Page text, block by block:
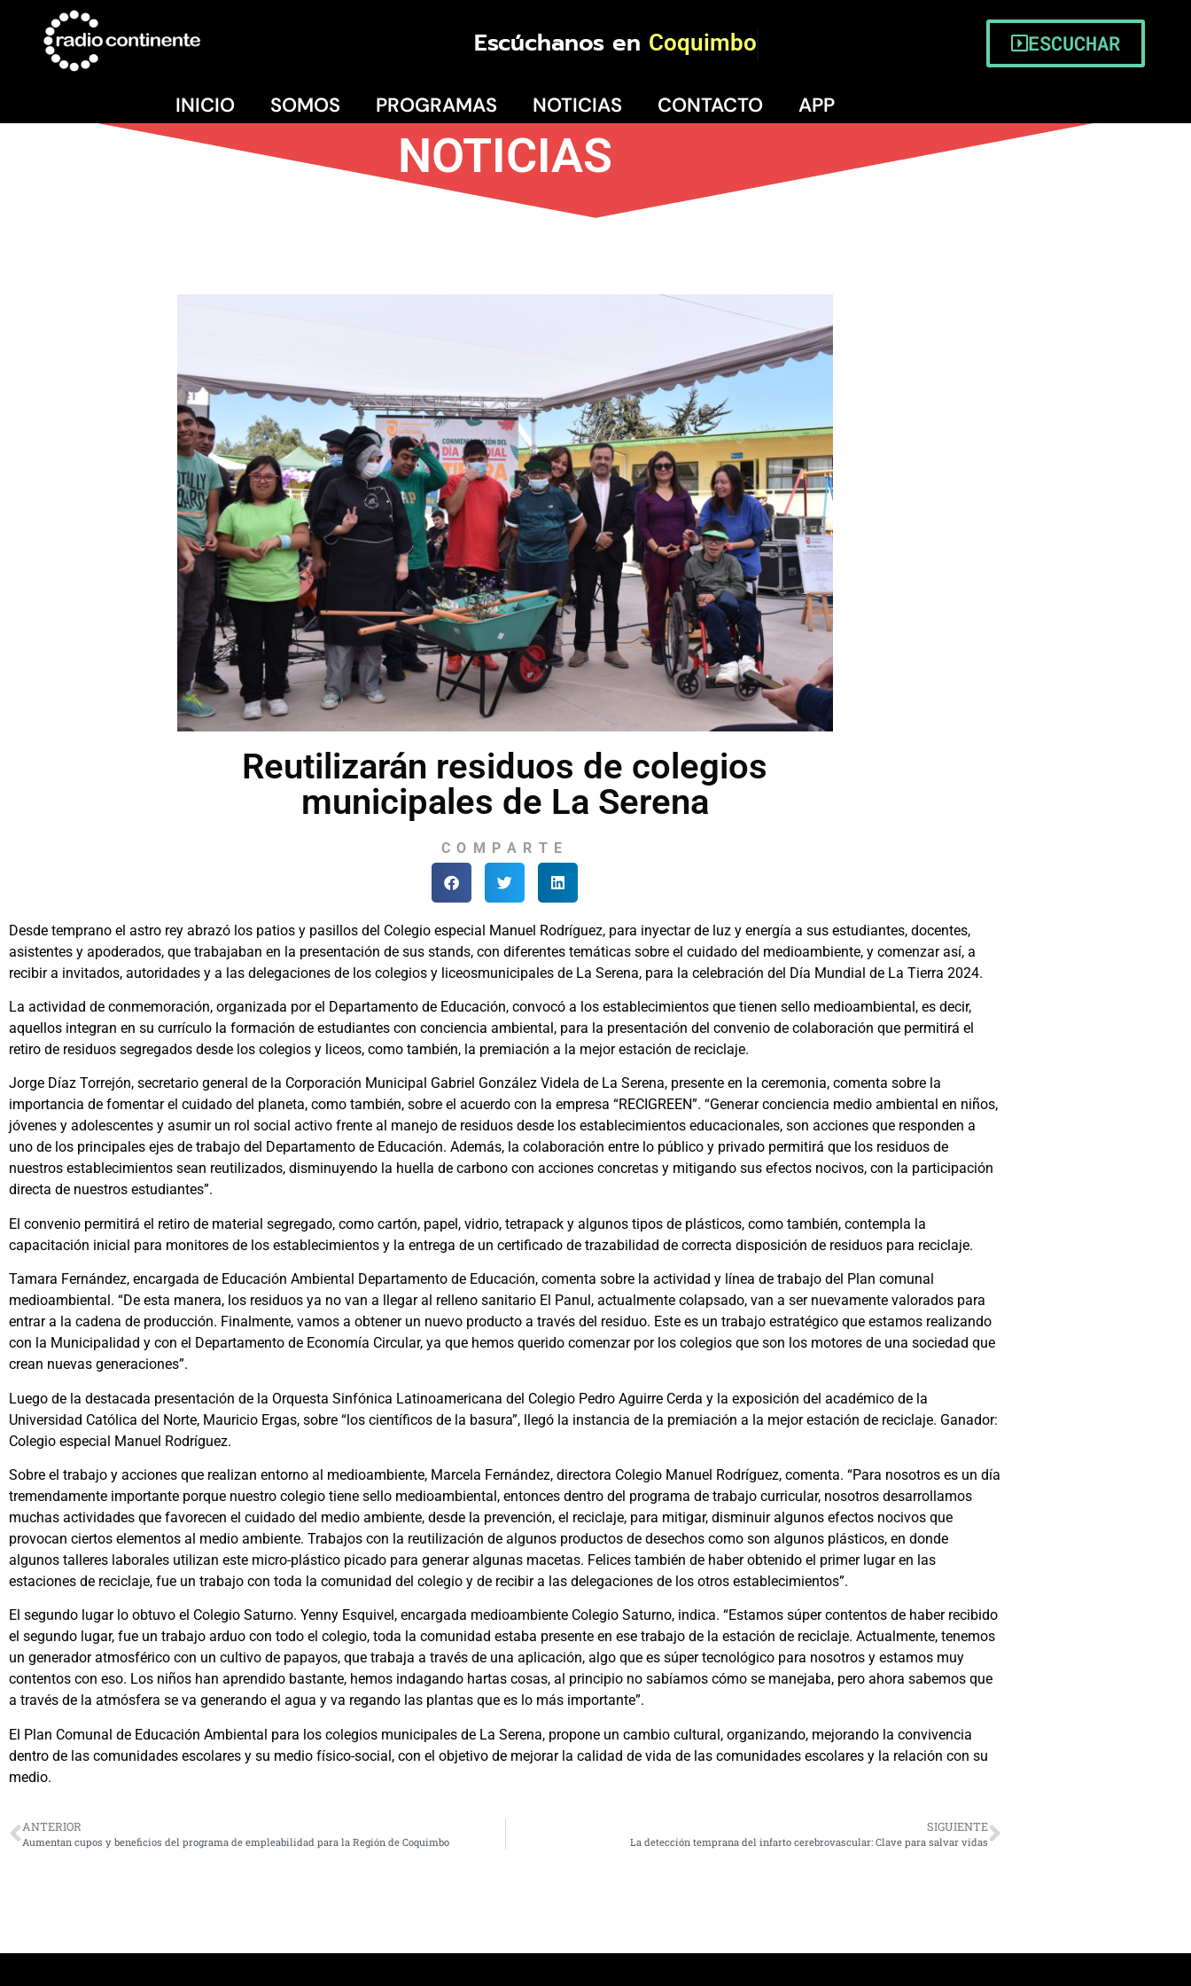
Escúchanos en Coquimbo ESCUCHAR
INICIO SOMOS PROGRAMAS NOTICIAS CONTACTO APP
NOTICIAS
Reutilizarán residuos de colegios
municipales de La Serena
COMPARTE
Desde temprano el astro rey abrazó los patios y pasillos del Colegio especial Manuel Rodríguez, para inyectar de luz y energía a sus estudiantes, docentes,
asistentes y apoderados, que trabajaban en la presentación de sus stands, con diferentes temáticas sobre el cuidado del medioambiente, y comenzar así, a
recibir a invitados, autoridades y a las delegaciones de los colegios y liceosmunicipales de La Serena, para la celebración del Día Mundial de La Tierra 2024.
La actividad de conmemoración, organizada por el Departamento de Educación, convocó a los establecimientos que tienen sello medioambiental, es decir,
aquellos integran en su currículo la formación de estudiantes con conciencia ambiental, para la presentación del convenio de colaboración que permitirá el
retiro de residuos segregados desde los colegios y liceos, como también, la premiación a la mejor estación de reciclaje.
Jorge Díaz Torrejón, secretario general de la Corporación Municipal Gabriel González Videla de La Serena, presente en la ceremonia, comenta sobre la
importancia de fomentar el cuidado del planeta, como también, sobre el acuerdo con la empresa “RECIGREEN”. “Generar conciencia medio ambiental en niños,
jóvenes y adolescentes y asumir un rol social activo frente al manejo de residuos desde los establecimientos educacionales, son acciones que responden a
uno de los principales ejes de trabajo del Departamento de Educación. Además, la colaboración entre lo público y privado permitirá que los residuos de
nuestros establecimientos sean reutilizados, disminuyendo la huella de carbono con acciones concretas y mitigando sus efectos nocivos, con la participación
directa de nuestros estudiantes”.
El convenio permitirá el retiro de material segregado, como cartón, papel, vidrio, tetrapack y algunos tipos de plásticos, como también, contempla la
capacitación inicial para monitores de los establecimientos y la entrega de un certificado de trazabilidad de correcta disposición de residuos para reciclaje.
Tamara Fernández, encargada de Educación Ambiental Departamento de Educación, comenta sobre la actividad y línea de trabajo del Plan comunal
medioambiental. “De esta manera, los residuos ya no van a llegar al relleno sanitario El Panul, actualmente colapsado, van a ser nuevamente valorados para
entrar a la cadena de producción. Finalmente, vamos a obtener un nuevo producto a través del residuo. Este es un trabajo estratégico que estamos realizando
con la Municipalidad y con el Departamento de Economía Circular, ya que hemos querido comenzar por los colegios que son los motores de una sociedad que
crean nuevas generaciones”.
Luego de la destacada presentación de la Orquesta Sinfónica Latinoamericana del Colegio Pedro Aguirre Cerda y la exposición del académico de la
Universidad Católica del Norte, Mauricio Ergas, sobre “los científicos de la basura”, llegó la instancia de la premiación a la mejor estación de reciclaje. Ganador:
Colegio especial Manuel Rodríguez.
Sobre el trabajo y acciones que realizan entorno al medioambiente, Marcela Fernández, directora Colegio Manuel Rodríguez, comenta. “Para nosotros es un día
tremendamente importante porque nuestro colegio tiene sello medioambiental, entonces dentro del programa de trabajo curricular, nosotros desarrollamos
muchas actividades que favorecen el cuidado del medio ambiente, desde la prevención, el reciclaje, para mitigar, disminuir algunos efectos nocivos que
provocan ciertos elementos al medio ambiente. Trabajos con la reutilización de algunos productos de desechos como son algunos plásticos, en donde
algunos talleres laborales utilizan este micro-plástico picado para generar algunas macetas. Felices también de haber obtenido el primer lugar en las
estaciones de reciclaje, fue un trabajo con toda la comunidad del colegio y de recibir a las delegaciones de los otros establecimientos”.
El segundo lugar lo obtuvo el Colegio Saturno. Yenny Esquivel, encargada medioambiente Colegio Saturno, indica. “Estamos súper contentos de haber recibido
el segundo lugar, fue un trabajo arduo con todo el colegio, toda la comunidad estaba presente en ese trabajo de la estación de reciclaje. Actualmente, tenemos
un generador atmosférico con un cultivo de papayos, que trabaja a través de una aplicación, algo que es súper tecnológico para nosotros y estamos muy
contentos con eso. Los niños han aprendido bastante, hemos indagando hartas cosas, al principio no sabíamos cómo se manejaba, pero ahora sabemos que
a través de la atmósfera se va generando el agua y va regando las plantas que es lo más importante”.
El Plan Comunal de Educación Ambiental para los colegios municipales de La Serena, propone un cambio cultural, organizando, mejorando la convivencia
dentro de las comunidades escolares y su medio físico-social, con el objetivo de mejorar la calidad de vida de las comunidades escolares y la relación con su
medio.
ANTERIOR
Aumentan cupos y beneficios del programa de empleabilidad para la Región de Coquimbo
SIGUIENTE
La detección temprana del infarto cerebrovascular: Clave para salvar vidas